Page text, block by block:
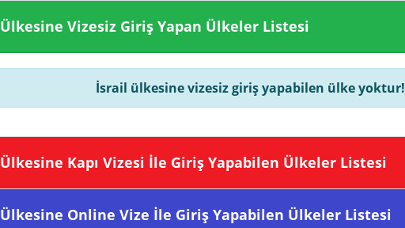
İsrail Ülkesine Vizesiz Giriş Yapan Ülkeler Listesi
İsrail ülkesine vizesiz giriş yapabilen ülke yoktur!
İsrail Ülkesine Kapı Vizesi İle Giriş Yapabilen Ülkeler Listesi
İsrail Ülkesine Online Vize İle Giriş Yapabilen Ülkeler Listesi